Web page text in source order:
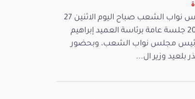
عقد مجلس نواب الشعب صباح اليوم الاثنين 27
أفريل 2026 جلسة عامة برئاسة العميد إبراهيم
رئيس مجلس نواب الشعب، وبحضور
بلعيد وزير ال...